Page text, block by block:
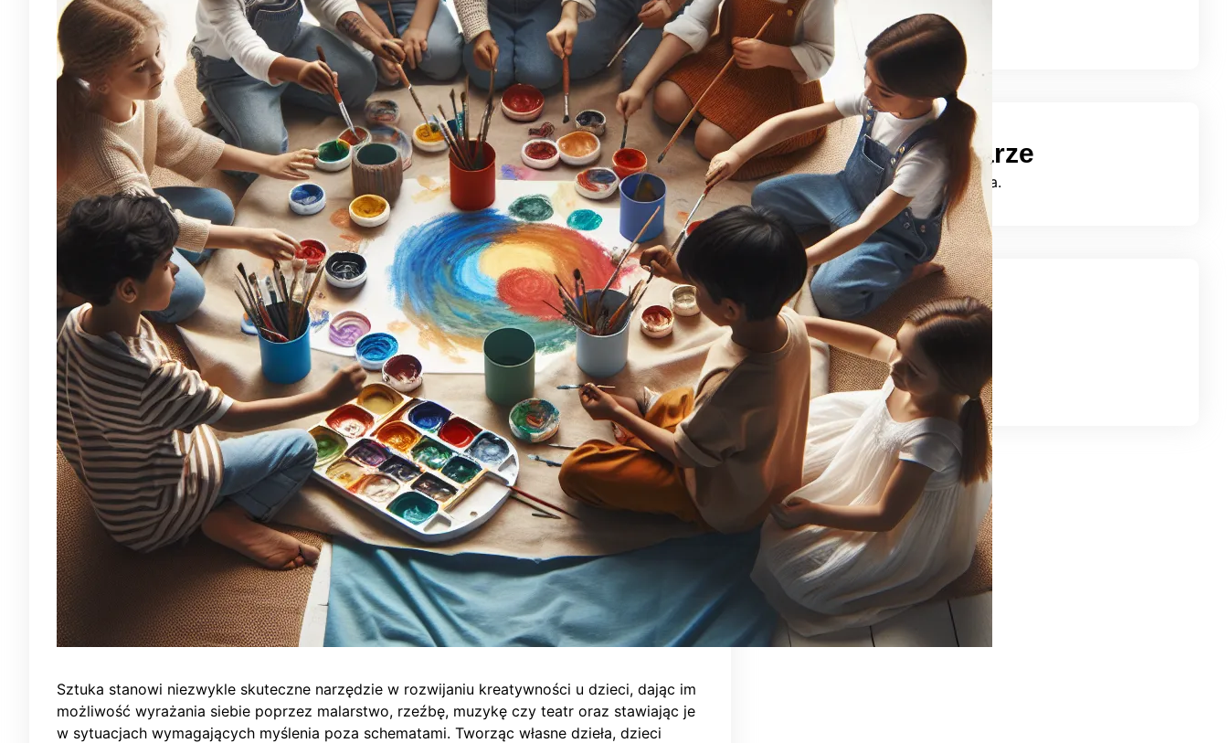
Sztuka stanowi niezwykle skuteczne narzędzie w rozwijaniu kreatywności u dzieci, dając im
możliwość wyrażania siebie poprzez malarstwo, rzeźbę, muzykę czy teatr oraz stawiając je
w sytuacjach wymagających myślenia poza schematami. Tworząc własne dzieła, dzieci
marzec 2024
Ostatnie komentarze
Brak komentarzy do wyświetlenia.
Odwiedź nas
Facebook X InstagramLinkedIn